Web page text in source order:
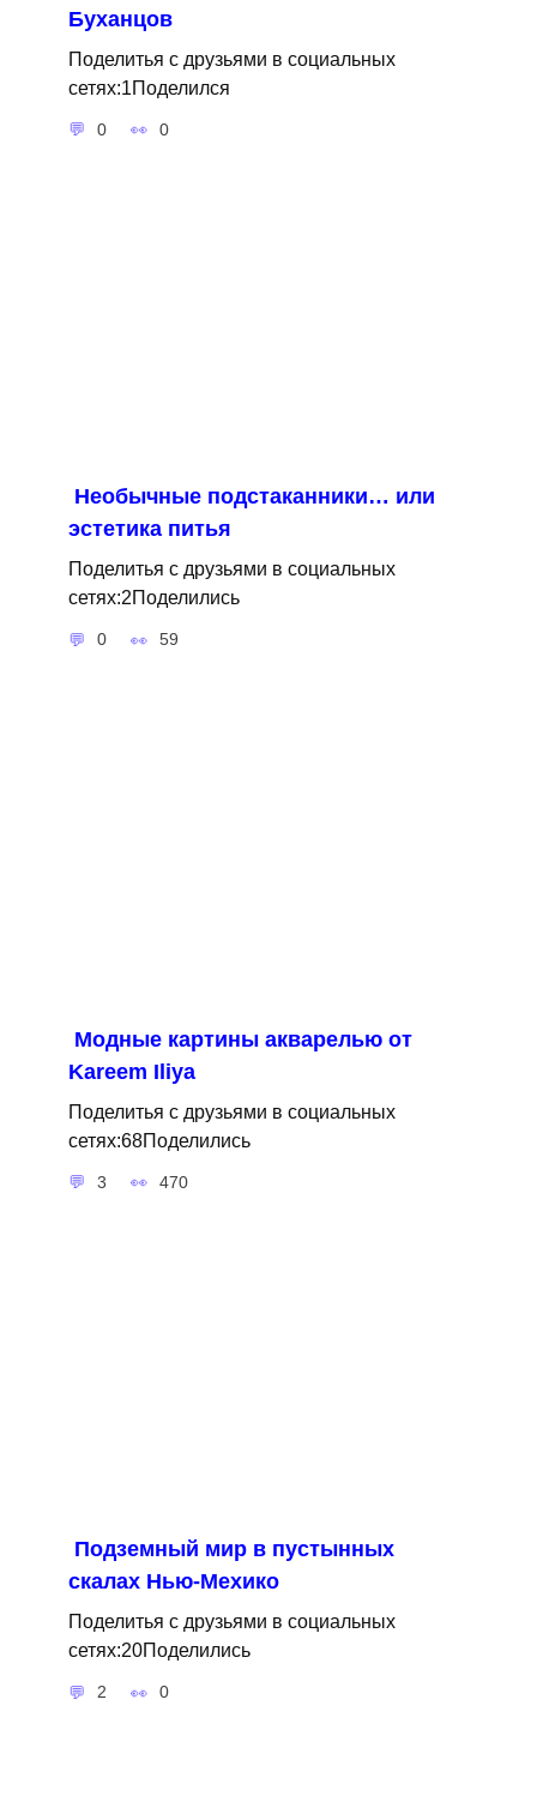
Буханцов
Поделитья с друзьями в социальных
сетях:1Поделился
0 0
Необычные подстаканники… или
эстетика питья
Поделитья с друзьями в социальных
сетях:2Поделились
0 59
Модные картины акварелью от
Kareem Iliya
Поделитья с друзьями в социальных
сетях:68Поделились
3 470
Подземный мир в пустынных
скалах Нью-Мехико
Поделитья с друзьями в социальных
сетях:20Поделились
2 0